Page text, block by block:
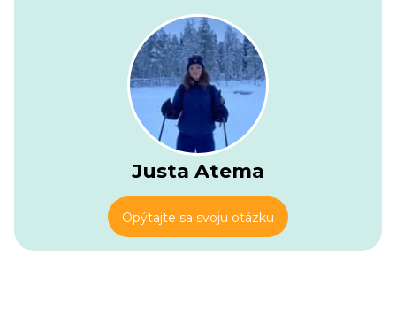
Justa Atema
Opýtajte sa svoju otázku